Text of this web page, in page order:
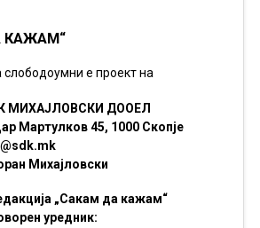
КАЖАМ“
е проект на
МИХАЈЛОВСКИ ДООЕЛ
Мартулков 45, 1000 Скопје
Михајловски
„Сакам да кажам“
уредник: